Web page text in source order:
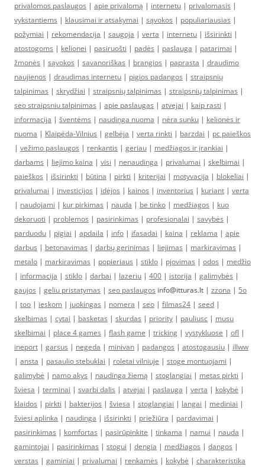
privalomos paslaugos | apie privalomą | internetu | privalomasis |
vykstantiems | klausimai ir atsakymai | sąvokos | populiariausias |
požymiai | rekomendacija | saugoja | verta | internetu | išsirinkti |
atostogoms | kelionei | pasiruošti | padės | paslauga | patarimai |
žmonės | sąvokos | savanoriškas | brangios | paprasta | draudimo
naujienos | draudimas internetu | pigios padangos | straipsnių
talpinimas | skrydžiai | straipsnių talpinimas | straipsnių talpinimas |
seo straipsniu talpinimas | apie paslaugas | atvejai | kaip rasti |
informacija | šventėms | naudinga nuoma | nėra sunku | kelionės ir
nuoma | Klaipėda-Vilnius | gelbėja | verta rinkti | barzdai | pc paieškos
| vežimo paslaugos | renkantis | geriau | medžiagos ir įrankiai |
darbams | liejimo kaina | visi | nenaudinga | privalumai | skelbimai |
paieškos | išsirinkti | būtina | pirkti | kriterijai | motyvacija | blokeliai |
privalumai | investicijos | idėjos | kainos | inventorius | kuriant | verta
| naudojami | kur pirkimas | nauda | be tinko | medžiagos | kuo
dekoruoti | problemos | pasirinkimas | profesionalai | savybės |
parduodu | pigiai | apdaila | info | ifasadai | kaina | reklama | apie
darbus | betonavimas | darbų gerinimas | liejimas | markiravimas |
metalo | markiravimas | popieriaus | stiklo | pjovimas | odos | medžio
| informacija | stiklo | darbai | lazeriu | 400 | istorija | galimybės |
gaujos | geliu pristatymas | seo paslaugos info@itturas.lt | zzona | 5o
| too | ieskom | juokingas | nomera | seo | filmas24 | seed |
skelbimas | cytai | basketas | skurdas | priority | pauliusc | musu
skelbimai | place 4 games | flash game | tricking | vystykluose | ofl |
ineport | garsus | negeda | minivan | padangos | atostogausiu | illww
| ansta | pasaulio stebuklai | roletai vilniuje | stoge montuojami |
galimybė | namo akys | naudinga žiemą | stoglangiai | metas pirkti |
šviesa | terminai | svarbi dalis | atvejai | paslauga | verta | kokybė |
klaidos | pirkti | bakterijos | šviesa | stoglangiai | langai | mediniai |
šviesi aplinka | naudinga | išsirinkti | priežiūra | pardavimai |
pasirinkimas | komfortas | pasirūpinkite | tinkama | namui | nauda |
gamintojai | pasirinkimas | stogui | dengia | medžiagos | dangos |
verstas | gaminiai | privalumai | renkamės | kokybė | charakteristika